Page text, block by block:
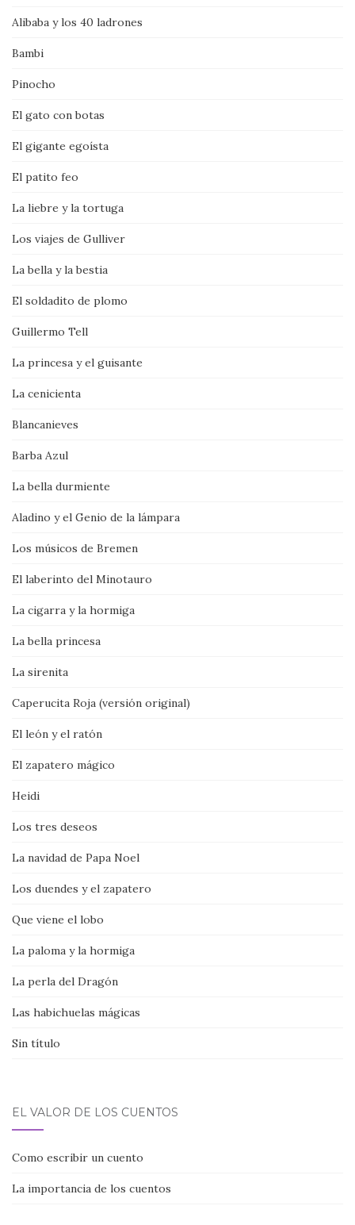
Alibaba y los 40 ladrones
Bambi
Pinocho
El gato con botas
El gigante egoísta
El patito feo
La liebre y la tortuga
Los viajes de Gulliver
La bella y la bestia
El soldadito de plomo
Guillermo Tell
La princesa y el guisante
La cenicienta
Blancanieves
Barba Azul
La bella durmiente
Aladino y el Genio de la lámpara
Los músicos de Bremen
El laberinto del Minotauro
La cigarra y la hormiga
La bella princesa
La sirenita
Caperucita Roja (versión original)
El león y el ratón
El zapatero mágico
Heidi
Los tres deseos
La navidad de Papa Noel
Los duendes y el zapatero
Que viene el lobo
La paloma y la hormiga
La perla del Dragón
Las habichuelas mágicas
Sin título
EL VALOR DE LOS CUENTOS
Como escribir un cuento
La importancia de los cuentos